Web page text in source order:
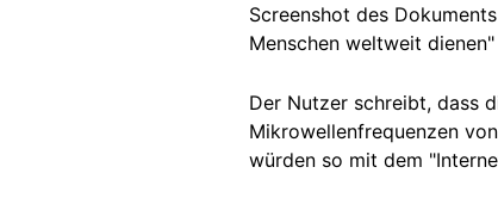
Screenshot des
Menschen weltweit
Der Nutzer schreibt, dass
Mikrowellenfrequenzen
würden so mit dem